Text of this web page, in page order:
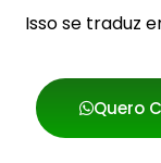
Isso se traduz
Quero